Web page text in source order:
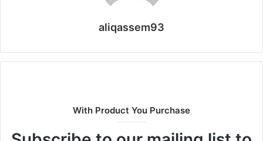
aliqassem93
With Product You Purchase